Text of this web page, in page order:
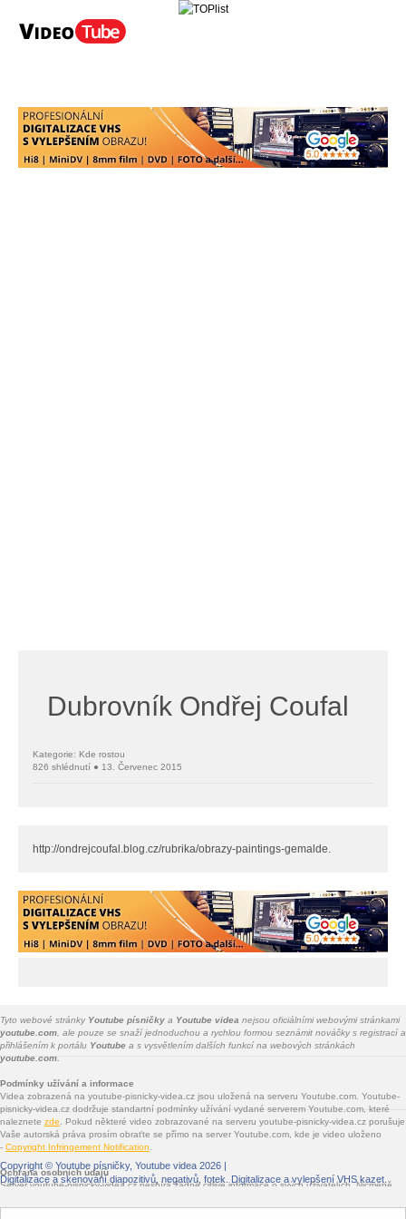
Dubrovník Ondřej Coufal
Kategorie: Kde rostou
826 shlédnutí ● 13. Červenec 2015
http://ondrejcoufal.blog.cz/rubrika/obrazy-paintings-gemalde.
Tyto webové stránky Youtube písničky a Youtube videa nejsou oficiálními webovými stránkami
youtube.com , ale pouze se snaží jednoduchou a rychlou formou seznámit nováčky s registrací a
přihlášením k portálu Youtube a s vysvětlením dalších funkcí na webových stránkách
youtube.com.
Podmínky užívání a informace
Videa zobrazená na youtube-pisnicky-videa.cz jsou uložená na serveru Youtube.com. Youtube-
pisnicky-videa.cz dodržuje standartní podmínky užívání vydané serverem Youtube.com, které
naleznete zde . Pokud některé video zobrazované na serveru youtube-pisnicky-videa.cz porušuje
Vaše autorská práva prosím obraťte se přímo na server Youtube.com, kde je video uloženo
- Copyright Infringement Notification
Ochrana osobních údajů
Server youtube-pisnicky-videa.cz nesbírá žádné citlivé informace o svých uživatelích. Nicméně
Twitter.com, Seznam.cz - které informace sbírat mohou. Jde především o služby sdílení na
Copyright © Youtube písničky, Youtube videa 2026 |
Digitalizace a skenování diapozitivů, negativů, fotek . Digitalizace a vylepšení VHS kazet.